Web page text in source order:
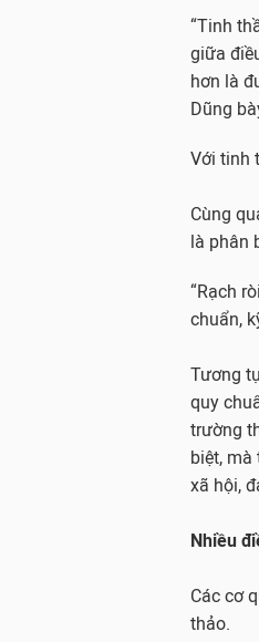
“Tinh
giữa
hơn là
Dũng
Với tinh
Cùng
là phân
“Rạch
chuẩn,
Tương
quy
trường
biệt, mà
xã hội,
Nhiều
Các cơ
thảo.